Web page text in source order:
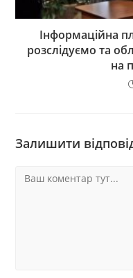
Інформаційна
розслідуємо та
на
Залишити